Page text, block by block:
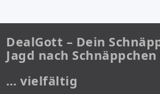
DealGott – Dein
Jagd nach
… vielfältig